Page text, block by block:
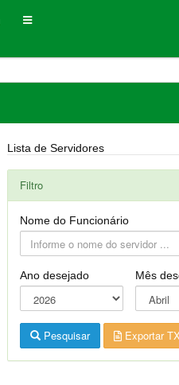
Lista de Servidores
Filtro
Nome do Funcionário
Ano desejado Mês
Pesquisar Exportar